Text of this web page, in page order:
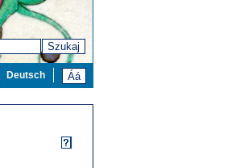
Szukaj
Deutsch